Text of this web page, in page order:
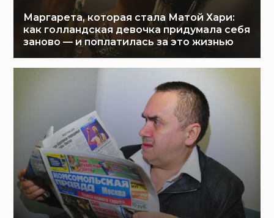
Маргарета, которая стала Матой Хари:
как голландская девочка придумала себя
заново — и поплатилась за это жизнью